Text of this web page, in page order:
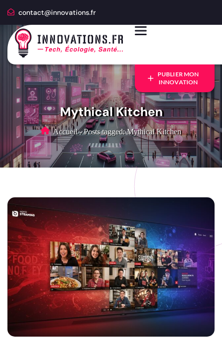
contact@innovations.fr
PUBLIER MON
INNOVATION
Mythical Kitchen
Accueil - Posts tagged: Mythical Kitchen